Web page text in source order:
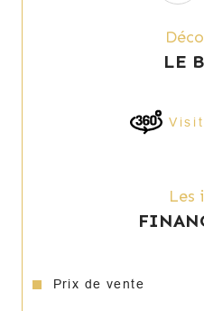
LE
Prix de vente